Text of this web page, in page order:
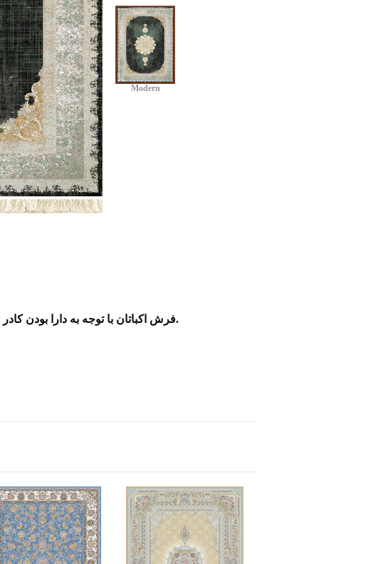
Modern
فرش اکباتان با توجه به دارا بودن کادر طراحی مجرب قابلیت طراحی و بافت ابعاد درخواستی شما مشتریان گرامی به صورت جفتی را دارد.